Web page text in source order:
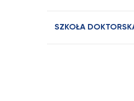
SZKOŁA